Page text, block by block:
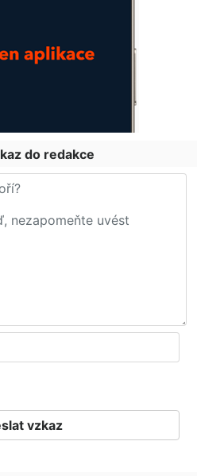
do redakce